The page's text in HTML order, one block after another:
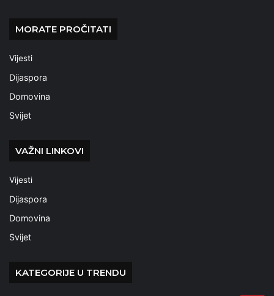
MORATE PROČITATI
Vijesti
Dijaspora
Domovina
Svijet
VAŽNI LINKOVI
Vijesti
Dijaspora
Domovina
Svijet
KATEGORIJE U TRENDU